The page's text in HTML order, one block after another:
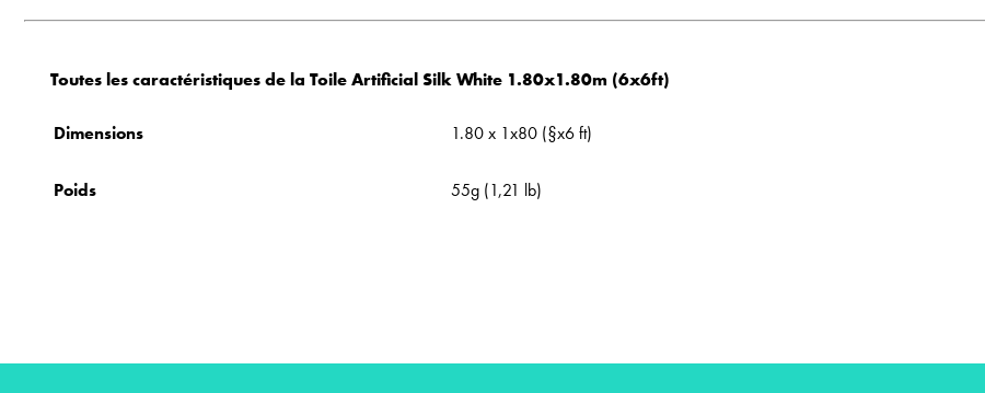
Toutes les caractéristiques de la Toile Artificial Silk White 1.80x1.80m (6x6ft)
Dimensions 1.80 x 1x80 (§x6 ft)
Poids 55g (1,21 lb)